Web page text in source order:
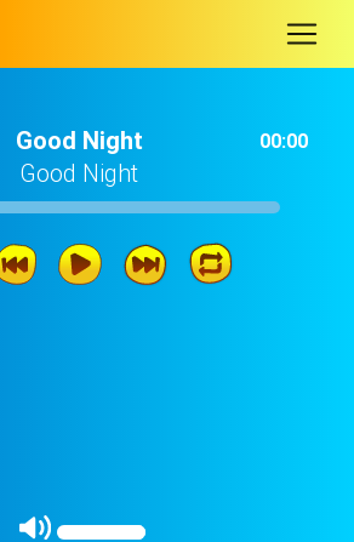
Good Night
Good Night
00:00